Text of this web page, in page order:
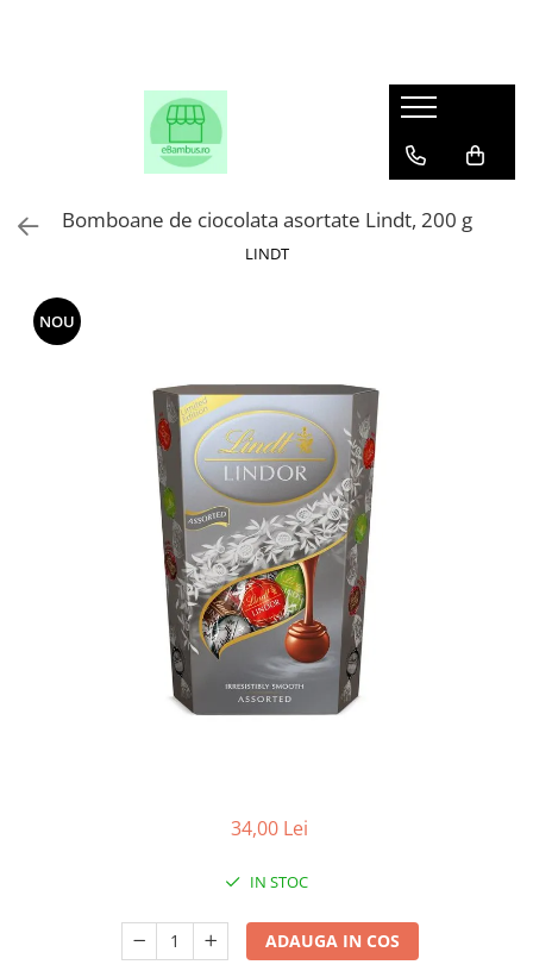
Bomboane de ciocolata asortate Lindt, 200 g
LINDT
NOU
34,00 Lei
IN STOC
ADAUGA IN COS